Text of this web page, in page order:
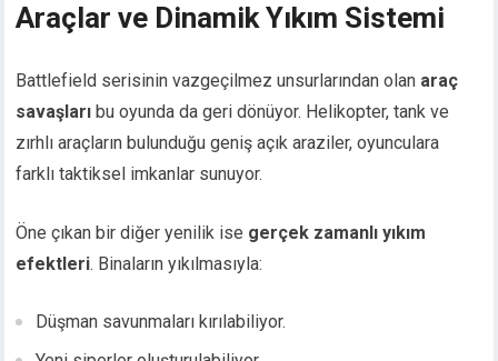
Araçlar ve Dinamik Yıkım Sistemi
Battlefield serisinin vazgeçilmez unsurlarından olan araç
savaşları bu oyunda da geri dönüyor. Helikopter, tank ve
zırhlı araçların bulunduğu geniş açık araziler, oyunculara
farklı taktiksel imkanlar sunuyor.
Öne çıkan bir diğer yenilik ise gerçek zamanlı yıkım
efektleri. Binaların yıkılmasıyla:
Düşman savunmaları kırılabiliyor.